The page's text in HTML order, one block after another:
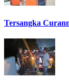
Tersangka